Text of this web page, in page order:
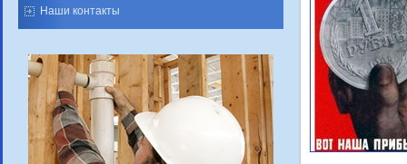
Наши контакты